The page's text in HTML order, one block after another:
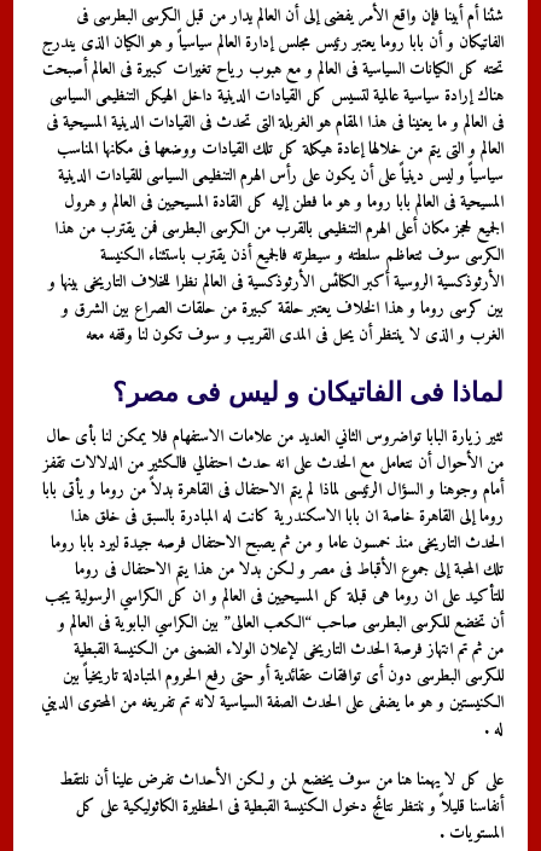
شئنا أم أبينا فإن واقع الأمر يفضى إلى أن العالم يدار من قبل الكرسى البطرسى فى
الفاتيكان و أن بابا روما يعتبر رئيس مجلس إدارة العالم سياسياً و هو الكيان الذى يندرج
تحته كل الكيانات السياسية فى العالم و مع هبوب رياح تغيرات كبيرة فى العالم أصبحت
هناك إرادة سياسية عالمية لتسيس كل القيادات الدينية داخل الهيكل التنظيمى السياسى
فى العالم و ما يعنينا فى هذا المقام هو الغربلة التى تحدث فى القيادات الدينية المسيحية فى
العالم و التى يتم من خلالها إعادة هيكلة كل تلك القيادات ووضعها فى مكانها المناسب
سياسياً و ليس دينياً على أن يكون على رأس الهرم التنظيمى السياسى للقيادات الدينية
المسيحية فى العالم بابا روما و هو ما فطن إليه كل القادة المسيحيين فى العالم و هرول
الجميع لحجز مكان أعلى الهرم التنظيمى بالقرب من الكرسى البطرسى فمن يقترب من هذا
الكرسى سوف تتعاظم سلطته و سيطرته فالجميع أذن يقترب باستثناء الكنيسة
الأرثوذكسية الروسية أكبر الكنائس الأرثوذكسية فى العالم نظرا للخلاف التاريخى بينها و
بين كرسى روما و هذا الخلاف يعتبر حلقة كبيرة من حلقات الصراع بين الشرق و
الغرب و الذى لا ينتظر أن يحل فى المدى القريب و سوف تكون لنا وقفه معه
لماذا فى الفاتيكان و ليس فى مصر؟
تثير زيارة البابا تواضروس الثاني العديد من علامات الاستفهام فلا يمكن لنا بأى حال
من الأحوال أن نتعامل مع الحدث على انه حدث احتفالي فالكثير من الدلالات تقفز
أمام وجوهنا و السؤال الرئيسى لماذا لم يتم الاحتفال فى القاهرة بدلاً من روما و يأتى بابا
روما إلى القاهرة خاصة ان بابا الاسكندرية كانت له المبادرة بالسبق فى خلق هذا
الحدث التاريخى منذ خمسون عاما و من ثم يصبح الاحتفال فرصه جيدة ليرد بابا روما
تلك المحبة إلى جموع الأقباط فى مصر و لكن بدلا من هذا يتم الاحتفال فى روما
للتأكيد على ان روما هى قبلة كل المسيحيين فى العالم و ان كل الكراسي الرسولية يجب
أن تخضع للكرسى البطرسى صاحب “الكعب العالى” بين الكراسي البابوية فى العالم و
من ثم تم انتهاز فرصة الحدث التاريخى لإعلان الولاء الضمنى من الكنيسة القبطية
للكرسى البطرسى دون أى توافقات عقائدية أو حتى رفع الحروم المتبادلة تاريخياً بين
الكنيستين و هو ما يضفى على الحدث الصفة السياسية لانه تم تفريغه من المحتوى الديني
له .
على كل لا يهمنا هنا من سوف يخضع لمن و لكن الأحداث تفرض علينا أن نلتقط
أنفاسنا قليلاً و ننتظر نتائج دخول الكنيسة القبطية فى الحظيرة الكاثوليكية على كل
المستويات .